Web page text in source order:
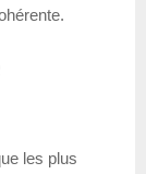
les plus